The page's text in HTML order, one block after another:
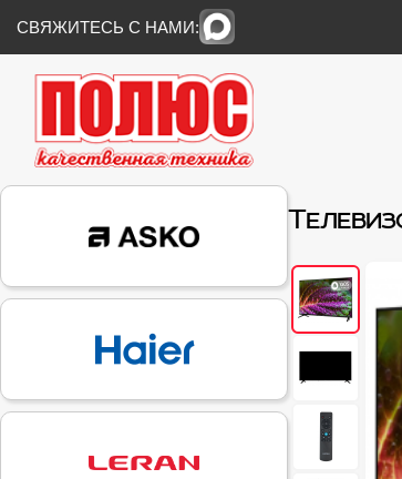
СВЯЖИТЕСЬ С НАМИ: